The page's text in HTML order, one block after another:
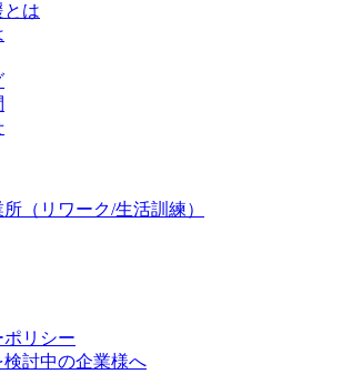
とは
（リワーク/生活訓練）
リシー
討中の企業様へ